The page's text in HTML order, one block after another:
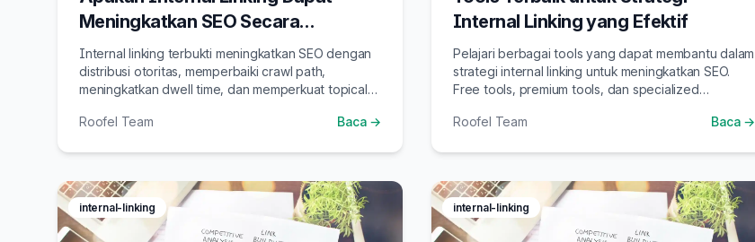
Meningkatkan SEO Secara
Signifikan?
Internal linking terbukti meningkatkan SEO dengan
distribusi otoritas, memperbaiki crawl path,
meningkatkan dwell time, dan memperkuat topical
Roofel Team
Baca →
Internal Linking yang Efektif
Pelajari berbagai tools yang dapat membantu dalam
strategi internal linking untuk meningkatkan SEO.
Free tools, premium tools, dan specialized
Roofel Team
Baca →
internal-linking internal-linking